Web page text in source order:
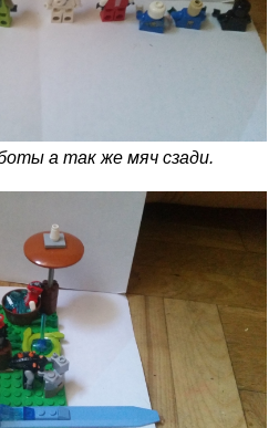
а так же мяч сзади.